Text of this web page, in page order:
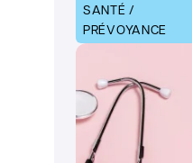
SANTÉ /
PRÉVOYANCE